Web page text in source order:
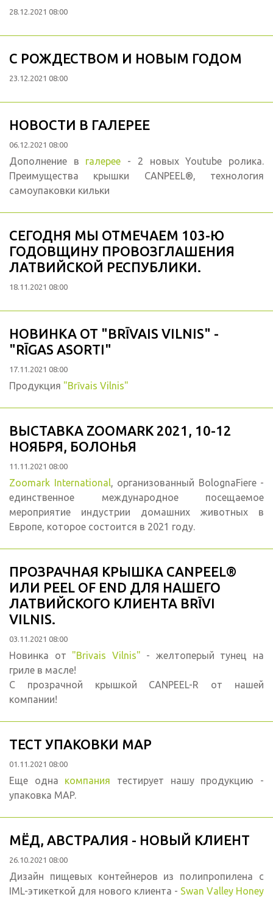
28.12.2021 08:00
С РОЖДЕСТВОМ И НОВЫМ ГОДОМ
23.12.2021 08:00
НОВОСТИ В ГАЛЕРЕЕ
06.12.2021 08:00
Дополнение в галерее - 2 новых Youtube ролика.
Преимущества крышки CANPEEL®, технология
самоупаковки кильки
СЕГОДНЯ МЫ ОТМЕЧАЕМ 103-Ю
ГОДОВЩИНУ ПРОВОЗГЛАШЕНИЯ
ЛАТВИЙСКОЙ РЕСПУБЛИКИ.
18.11.2021 08:00
НОВИНКА ОТ "BRĪVAIS VILNIS" -
"RĪGAS ASORTI"
17.11.2021 08:00
Продукция "Brīvais Vilnis"
ВЫСТАВКА ZOOMARK 2021, 10-12
НОЯБРЯ, БОЛОНЬЯ
11.11.2021 08:00
Zoomark International, организованный BolognaFiere -
единственное международное посещаемое
мероприятие индустрии домашних животных в
Европе, которое состоится в 2021 году.
ПРОЗРАЧНАЯ КРЫШКА CANPEEL®
ИЛИ PEEL OF END ДЛЯ НАШЕГО
ЛАТВИЙСКОГО КЛИЕНТА BRĪVI
VILNIS.
03.11.2021 08:00
Новинка от "Brivais Vilnis" - желтоперый тунец на
гриле в масле!
С прозрачной крышкой CANPEEL-R от нашей
компании!
ТЕСТ УПАКОВКИ MAP
01.11.2021 08:00
Еще одна компания тестирует нашу продукцию -
упаковка MAP.
МЁД, АВСТРАЛИЯ - НОВЫЙ КЛИЕНТ
26.10.2021 08:00
Дизайн пищевых контейнеров из полипропилена с
IML-этикеткой для нового клиента - Swan Valley Honey